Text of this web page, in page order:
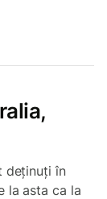
deținuți în
la asta ca la